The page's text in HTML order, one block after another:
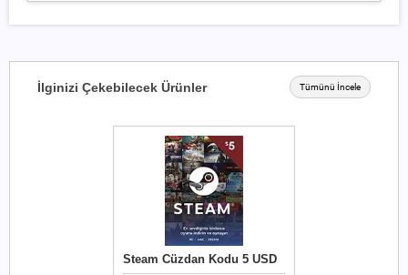
İlginizi Çekebilecek Ürünler Tümünü İncele
Steam Cüzdan Kodu 5 USD